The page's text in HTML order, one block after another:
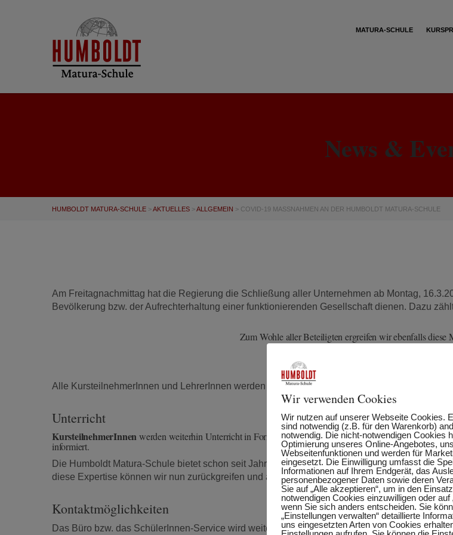
MATURA-SCHULE
News &
HUMBOLDT MATURA-SCHULE >AKTUELLES >ALLGEMEIN > COVID-19 MASSNAHMEN AN DER HUMBOLDT MATURA-SCHULE
Am Freitagnachmittag hat die Regierung die Schließung aller Unternehmen ab Montag,
Bevölkerung bzw. der Aufrechterhaltung einer funktionierenden Gesellschaft dienen. Dazu
Zum Wohle aller Beteiligten ergreifen wir ebenfalls diese
ab Montag, 16.3.2020 bis auf Weiteres
Alle KursteilnehmerInnen und LehrerInnen werden gebeten zu Hause zu bleiben und
Unterricht
KursteilnehmerInnenwerden weiterhin Unterricht in Form vonFernunterrichterhalten. Die einzelnen
informiert.
Die Humboldt Matura-Schule bietet schon seit Jahren erfolgreich Fernlehrkurse für den
diese Expertise können wir nun zurückgreifen und alle KursteilnehmerInnen ab sofort in ein
Kontaktmöglichkeiten
Das Büro bzw. das SchülerInnen-Service wird weiterhintelefonisch unter 01 505 27 21 und
Wir verwenden Cookies
Wir nutzen auf unserer Webseite Cookies.
sind notwendig (z.B. für den Warenkorb)
notwendig. Die nicht-notwendigen Cookies
Optimierung unseres Online-Angebotes,
Webseitenfunktionen und werden für
eingesetzt. Die Einwilligung umfasst die
Informationen auf Ihrem Endgerät, das
personenbezogener Daten sowie deren
Sie auf „Alle akzeptieren“, um in den
notwendigen Cookies einzuwilligen oder auf
wenn Sie sich anders entscheiden. Sie
„Einstellungen verwalten“ detaillierte
uns eingesetzten Arten von Cookies